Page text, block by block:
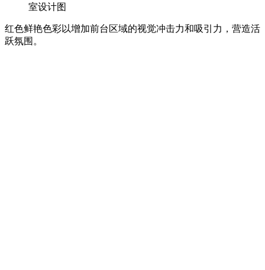
室设计图
红色鲜艳色彩以增加前台区域的视觉冲击力和吸引力，营造活
跃氛围。